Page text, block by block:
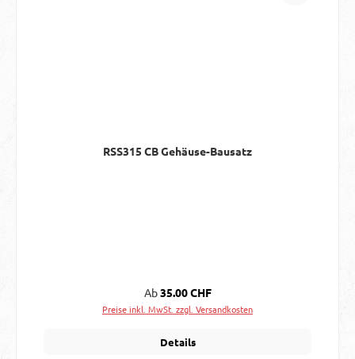
RSS315 CB Gehäuse-Bausatz
Regulärer Preis:
Ab35.00 CHF
Preise inkl. MwSt. zzgl. Versandkosten
Details